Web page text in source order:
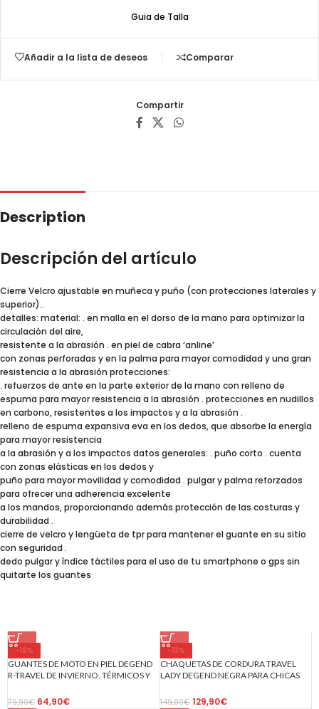
Guia de Talla
Añadir a la lista de deseos Comparar
Compartir
Description
Descripción del artículo
Cierre Velcro ajustable en muñeca y puño (con protecciones laterales y
superior)..
detalles: material: . en malla en el dorso de la mano para optimizar la
circulación del aire,
resistente a la abrasión . en piel de cabra ‘anline’
con zonas perforadas y en la palma para mayor comodidad y una gran
resistencia a la abrasión protecciones:
. refuerzos de ante en la parte exterior de la mano con relleno de
espuma para mayor resistencia a la abrasión . protecciones en nudillos
en carbono, resistentes a los impactos y a la abrasión .
relleno de espuma expansiva eva en los dedos, que absorbe la energía
para mayor resistencia
a la abrasión y a los impactos datos generales: . puño corto . cuenta
con zonas elásticas en los dedos y
puño para mayor movilidad y comodidad . pulgar y palma reforzados
para ofrecer una adherencia excelente
a los mandos, proporcionando además protección de las costuras y
durabilidad .
cierre de velcro y lengüeta de tpr para mantener el guante en su sitio
con seguridad .
dedo pulgar y ìndice táctiles para el uso de tu smartphone o gps sin
quitarte los guantes
-19%
GUANTES DE MOTO EN PIEL DEGEND
R-TRAVEL DE INVIERNO, TÉRMICOS Y
79,90€ 64,90€
-13%
CHAQUETAS DE CORDURA TRAVEL
LADY DEGEND NEGRA PARA CHICAS
149,90€ 129,90€